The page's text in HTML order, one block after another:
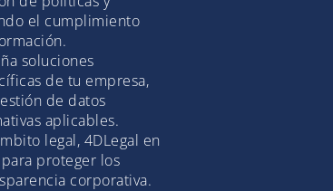
el cumplimiento
soluciones
de tu empresa,
de datos
aplicables.
legal, 4DLegal en
proteger los
corporativa.